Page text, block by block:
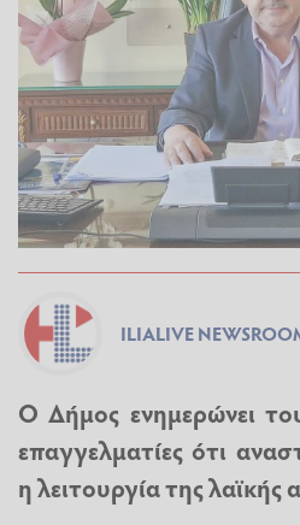
ILIALIVE
Ο Δήμος ενημερώνει
επαγγελματίες ότι
η λειτουργία της λαϊκής